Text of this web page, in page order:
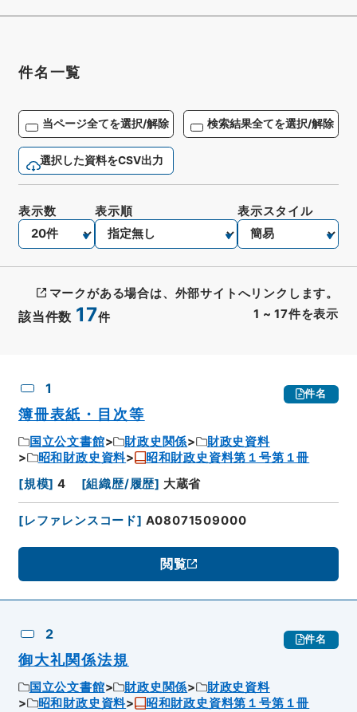
件名一覧
当ページ全てを選択/解除 検索結果全てを選択/解除
選択した資料をCSV出力
該当件数 17件 1 ~ 17件を表示
表示数 表示順 表示スタイル
マークがある場合は、外部サイトへリンクします。
1 件名
簿冊表紙・目次等
国立公文書館 財政史関係
財政史資料
昭和財政史資料
昭和財政史資料第１号第１冊
[規模] 4 [組織歴/履歴] 大蔵省
[レファレンスコード] A08071509000
閲覧
2 件名
御大礼関係法規
国立公文書館 財政史関係
財政史資料
昭和財政史資料
昭和財政史資料第１号第１冊